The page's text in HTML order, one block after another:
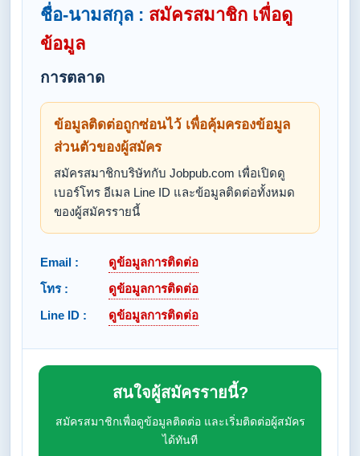
ชื่อ-นามสกุล : สมัครสมาชิก เพื่อดู
ข้อมูล
การตลาด
ข้อมูลติดต่อถูกซ่อนไว้ เพื่อคุ้มครองข้อมูล
ส่วนตัวของผู้สมัคร
สมัครสมาชิกบริษัทกับ Jobpub.com เพื่อเปิดดู
เบอร์โทร อีเมล Line ID และข้อมูลติดต่อทั้งหมด
ของผู้สมัครรายนี้
Email :
ดูข้อมูลการติดต่อ
โทร :
ดูข้อมูลการติดต่อ
Line ID :
ดูข้อมูลการติดต่อ
สนใจผู้สมัครรายนี้?
สมัครสมาชิกเพื่อดูข้อมูลติดต่อ และเริ่มติดต่อผู้สมัคร
ได้ทันที